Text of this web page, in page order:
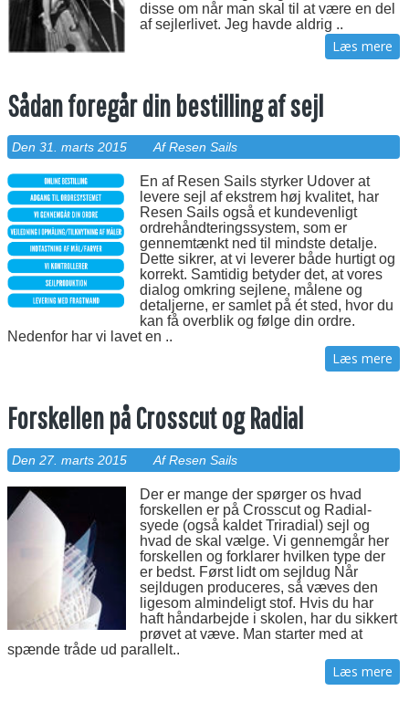
disse om når man skal til at være en del
af sejlerlivet. Jeg havde aldrig ..
Læs mere
Sådan foregår din bestilling af sejl
Den 31. marts 2015 Af Resen Sails
En af Resen Sails styrker Udover at
levere sejl af ekstrem høj kvalitet, har
Resen Sails også et kundevenligt
ordrehåndteringssystem, som er
gennemtænkt ned til mindste detalje.
Dette sikrer, at vi leverer både hurtigt og
korrekt. Samtidig betyder det, at vores
dialog omkring sejlene, målene og
detaljerne, er samlet på ét sted, hvor du
kan få overblik og følge din ordre.
Nedenfor har vi lavet en ..
Læs mere
Forskellen på Crosscut og Radial
Den 27. marts 2015 Af Resen Sails
Der er mange der spørger os hvad
forskellen er på Crosscut og Radial-
syede (også kaldet Triradial) sejl og
hvad de skal vælge. Vi gennemgår her
forskellen og forklarer hvilken type der
er bedst. Først lidt om sejldug Når
sejldugen produceres, så væves den
ligesom almindeligt stof. Hvis du har
haft håndarbejde i skolen, har du sikkert
prøvet at væve. Man starter med at
spænde tråde ud parallelt..
Læs mere